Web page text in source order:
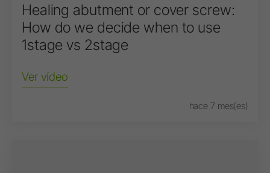
Healing abutment or cover screw:
How do we decide when to use
1stage vs 2stage
Ver vídeo
hace 7 mes(es)